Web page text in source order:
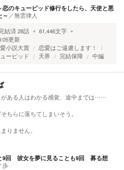
のキューピッド修行をしたら、天使と悪
～ ／無雲律人
結済28話 61,446文字
更新
小説大賞
恋愛はご遠慮します！
ーピッド 天界 完結保障 中編
がある人はわかる感覚、途中までは……
ちらに落ちてしまいそう。
りません。
9回 彼女を夢に見ることも9回 募る想
歩